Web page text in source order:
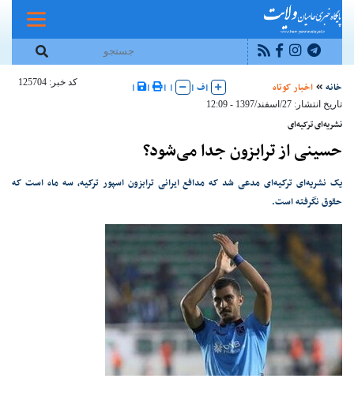
خانه اخبار کوتاه |ف |
|
|
|
|
کد خبر: 125704
تاریخ انتشار: 27/اسفند/1397 - 12:09
نشریه‌ای ترکیه‌ای
حسینی از ترابزون جدا می‌شود؟
یک نشریه‌ای ترکیه‌ای مدعی شد که مدافع ایرانی ترابزون اسپور ترکیه، سه ماه است که
حقوق نگرفته است.